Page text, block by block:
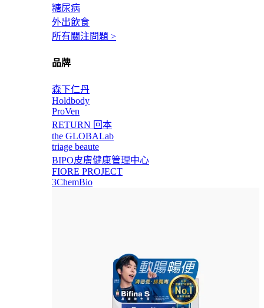
糖尿病
外出飲食
所有關注問題 >
品牌
森下仁丹
Holdbody
ProVen
RETURN 回本
the GLOBALab
triage beaute
BIPO皮膚健康管理中心
FIORE PROJECT
3ChemBio